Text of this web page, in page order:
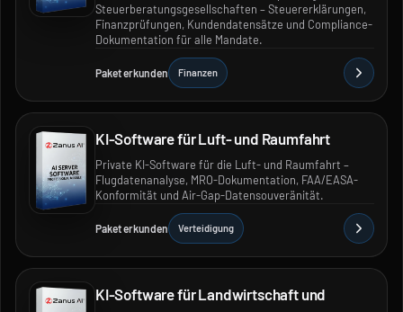
Steuerberatungsgesellschaften – Steuererklärungen,
Finanzprüfungen, Kundendatensätze und Compliance-
Dokumentation für alle Mandate.
Paket erkunden Finanzen
KI-Software für Luft- und Raumfahrt
Private KI-Software für die Luft- und Raumfahrt –
Flugdatenanalyse, MRO-Dokumentation, FAA/EASA-
Konformität und Air-Gap-Datensouveränität.
Paket erkunden Verteidigung
KI-Software für Landwirtschaft und